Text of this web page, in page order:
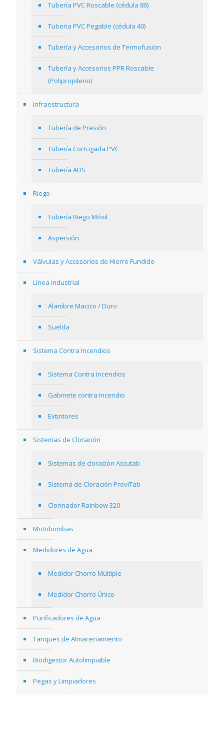
Tubería PVC Roscable (cédula 80)
Tubería PVC Pegable (cédula 40)
Tubería y Accesorios de Termofusión
Tubería y Accesorios PPR Roscable
(Polipropileno)
Infraestructura
Tubería de Presión
Tubería Corrugada PVC
Tubería ADS
Riego
Tubería Riego Móvil
Aspersión
Válvulas y Accesorios de Hierro Fundido
Línea industrial
Alambre Macizo / Duro
Suelda
Sistema Contra Incendios
Sistema Contra Incendios
Gabinete contra Incendio
Extintores
Sistemas de Cloración
Sistemas de cloración Accutab
Sistema de Cloración ProviTab
Clorinador Rainbow 320
Motobombas
Medidores de Agua
Medidor Chorro Múltiple
Medidor Chorro Único
Purificadores de Agua
Tanques de Almacenamiento
Biodigestor Autolimpiable
Pegas y Limpiadores